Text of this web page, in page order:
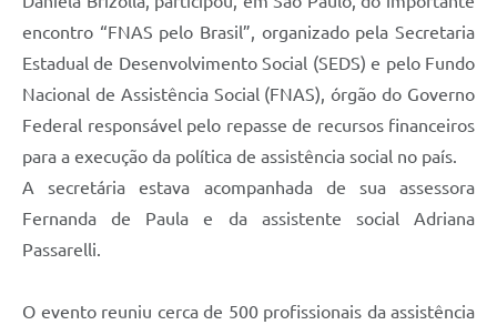
encontro “FNAS pelo Brasil”, organizado pela Secretaria
Estadual de Desenvolvimento Social (SEDS) e pelo Fundo
Nacional de Assistência Social (FNAS), órgão do Governo
Federal responsável pelo repasse de recursos financeiros
para a execução da política de assistência social no país.
A secretária estava acompanhada de sua assessora
Fernanda de Paula e da assistente social Adriana
Passarelli.
O evento reuniu cerca de 500 profissionais da assistência